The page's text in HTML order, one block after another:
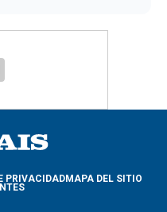
PRIVACIDADMAPA DEL SITIO